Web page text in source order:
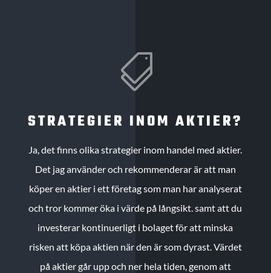

STRATEGIER INOM AKTIER?
Ja, det finns olika strategier inom handel med aktier.
Det jag använder och rekommenderar är att man
köper en aktier i ett företag som man har analyserat
och tror kommer öka i värde på långsikt. samt att du
investerar kontinuerligt i bolaget för att minska
risken att köpa aktien när den är som dyrast. Värdet
på aktier går upp och ner hela tiden, genom att